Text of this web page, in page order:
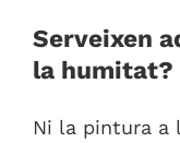
Serveixen
la humitat?
Ni la pintura a